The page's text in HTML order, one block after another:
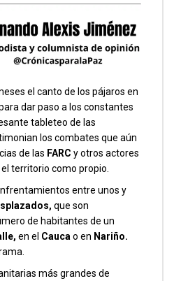
el canto de los pájaros en
dar paso a los constantes
tableteo de las
los combates que aún
de las FARC y otros actores
territorio como propio.
entre unos y
que son
de habitantes de un
en el Cauca o en Nariño.
más grandes de